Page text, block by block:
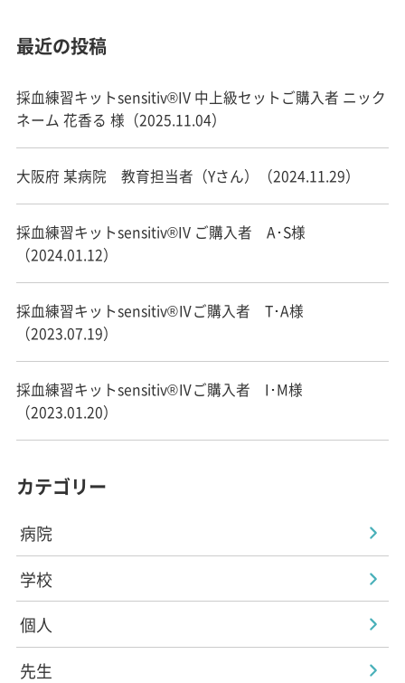
最近の投稿
採血練習キットsensitiv®IV 中上級セットご購入者 ニック
ネーム 花香る 様（2025.11.04）
大阪府 某病院 教育担当者（Yさん）（2024.11.29）
採血練習キットsensitiv®IV ご購入者 A･S様
（2024.01.12）
採血練習キットsensitiv®Ⅳご購入者 T･A様
（2023.07.19）
採血練習キットsensitiv®Ⅳご購入者 I･M様
（2023.01.20）
カテゴリー
病院
学校
個人
先生